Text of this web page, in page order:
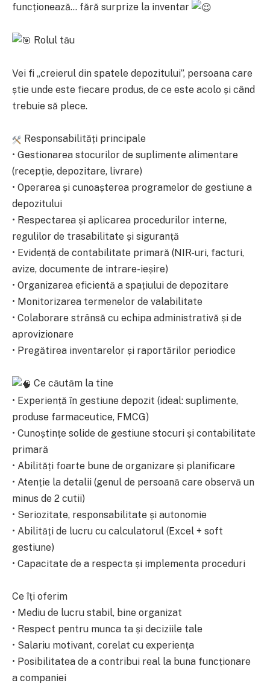
funcționează… fără surprize la inventar
Rolul tău
Vei fi „creierul din spatele depozitului”, persoana care
știe unde este fiecare produs, de ce este acolo și când
trebuie să plece.
Responsabilități principale
• Gestionarea stocurilor de suplimente alimentare
(recepție, depozitare, livrare)
• Operarea și cunoașterea programelor de gestiune a
depozitului
• Respectarea și aplicarea procedurilor interne,
regulilor de trasabilitate și siguranță
• Evidență de contabilitate primară (NIR-uri, facturi,
avize, documente de intrare-ieșire)
• Organizarea eficientă a spațiului de depozitare
• Monitorizarea termenelor de valabilitate
• Colaborare strânsă cu echipa administrativă și de
aprovizionare
• Pregătirea inventarelor și raportărilor periodice
Ce căutăm la tine
• Experiență în gestiune depozit (ideal: suplimente,
produse farmaceutice, FMCG)
• Cunoștințe solide de gestiune stocuri și contabilitate
primară
• Abilități foarte bune de organizare și planificare
• Atenție la detalii (genul de persoană care observă un
minus de 2 cutii)
• Seriozitate, responsabilitate și autonomie
• Abilități de lucru cu calculatorul (Excel + soft
gestiune)
• Capacitate de a respecta și implementa proceduri
Ce îți oferim
• Mediu de lucru stabil, bine organizat
• Respect pentru munca ta și deciziile tale
• Salariu motivant, corelat cu experiența
• Posibilitatea de a contribui real la buna funcționare
a companiei